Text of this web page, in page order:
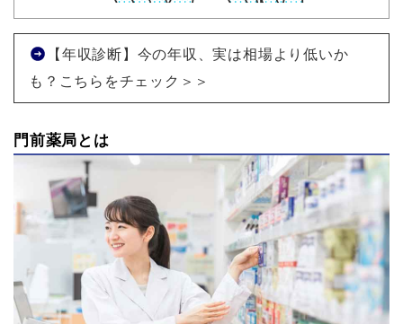
【年収診断】今の年収、実は相場より低いか
も？こちらをチェック＞＞
門前薬局とは